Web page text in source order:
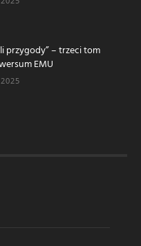
przygody” – trzeci tom
EMU